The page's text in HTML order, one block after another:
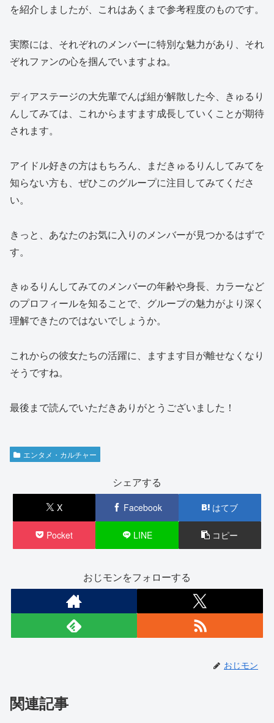
を紹介しましたが、これはあくまで参考程度のものです。
実際には、それぞれのメンバーに特別な魅力があり、それ
ぞれファンの心を掴んでいますよね。
ディアステージの大先輩でんぱ組が解散した今、きゅるり
んしてみては、これからますます成長していくことが期待
されます。
アイドル好きの方はもちろん、まだきゅるりんしてみてを
知らない方も、ぜひこのグループに注目してみてくださ
い。
きっと、あなたのお気に入りのメンバーが見つかるはずで
す。
きゅるりんしてみてのメンバーの年齢や身長、カラーなど
のプロフィールを知ることで、グループの魅力がより深く
理解できたのではないでしょうか。
これからの彼女たちの活躍に、ますます目が離せなくなり
そうですね。
最後まで読んでいただきありがとうございました！
エンタメ・カルチャー
シェアする
X Facebook はてブ
Pocket LINE コピー
おじモンをフォローする
おじモン
関連記事